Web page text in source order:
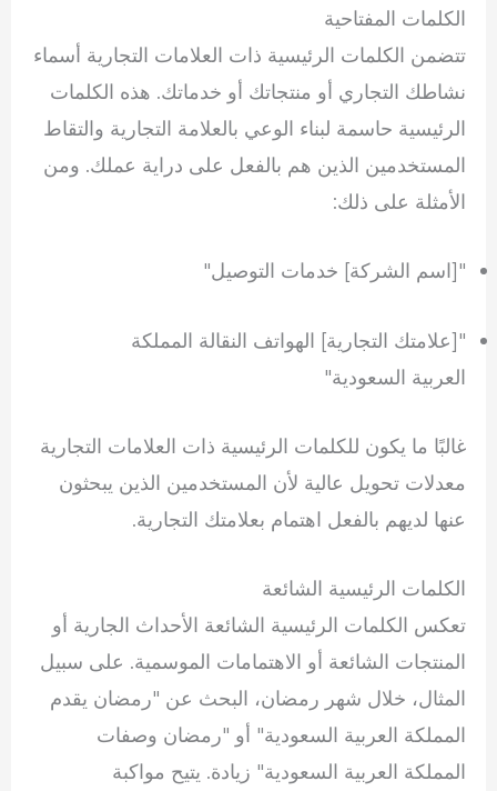
الكلمات المفتاحية
تتضمن الكلمات الرئيسية ذات العلامات التجارية أسماء
نشاطك التجاري أو منتجاتك أو خدماتك. هذه الكلمات
الرئيسية حاسمة لبناء الوعي بالعلامة التجارية والتقاط
المستخدمين الذين هم بالفعل على دراية عملك. ومن
الأمثلة على ذلك:
"[اسم الشركة] خدمات التوصيل"
"[علامتك التجارية] الهواتف النقالة المملكة
العربية السعودية"
غالبًا ما يكون للكلمات الرئيسية ذات العلامات التجارية
معدلات تحويل عالية لأن المستخدمين الذين يبحثون
عنها لديهم بالفعل اهتمام بعلامتك التجارية.
الكلمات الرئيسية الشائعة
تعكس الكلمات الرئيسية الشائعة الأحداث الجارية أو
المنتجات الشائعة أو الاهتمامات الموسمية. على سبيل
المثال، خلال شهر رمضان، البحث عن "رمضان يقدم
المملكة العربية السعودية" أو "رمضان وصفات
المملكة العربية السعودية" زيادة. يتيح مواكبة